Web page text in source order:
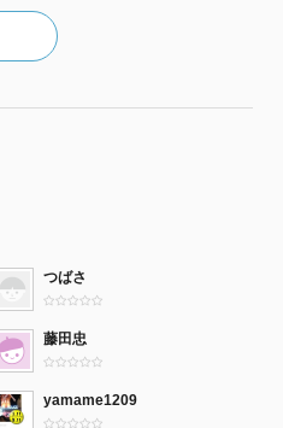
つばさ
藤田忠
yamame1209